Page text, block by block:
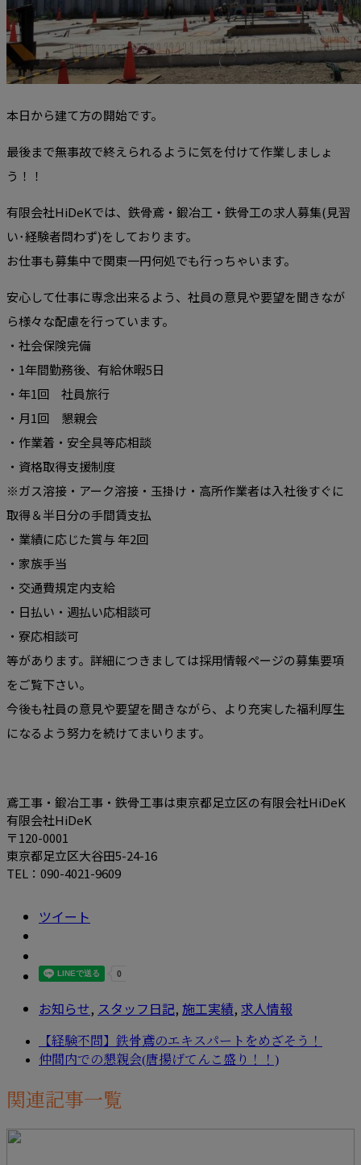
本日から建て方の開始です。
最後まで無事故で終えられるように気を付けて作業しましょ
う！！
有限会社HiDeKでは、鉄骨鳶・鍛冶工・鉄骨工の求人募集(見習
い･経験者問わず)をしております。
お仕事も募集中で関東一円何処でも行っちゃいます。
安心して仕事に専念出来るよう、社員の意見や要望を聞きなが
ら様々な配慮を行っています。
・社会保険完備
・1年間勤務後、有給休暇5日
・年1回 社員旅行
・月1回 懇親会
・作業着・安全具等応相談
・資格取得支援制度
※ガス溶接・アーク溶接・玉掛け・高所作業者は入社後すぐに
取得＆半日分の手間賃支払
・業績に応じた賞与 年2回
・家族手当
・交通費規定内支給
・日払い・週払い応相談可
・寮応相談可
等があります。詳細につきましては採用情報ページの募集要項
をご覧下さい。
今後も社員の意見や要望を聞きながら、より充実した福利厚生
になるよう努力を続けてまいります。
鳶工事・鍛冶工事・鉄骨工事は東京都足立区の有限会社HiDeK
有限会社HiDeK
〒120-0001
東京都足立区大谷田5-24-16
TEL：090-4021-9609
ツイート
お知らせ, スタッフ日記, 施工実績, 求人情報
【経験不問】鉄骨鳶のエキスパートをめざそう！
仲間内での懇親会(唐揚げてんこ盛り！！)
関連記事一覧